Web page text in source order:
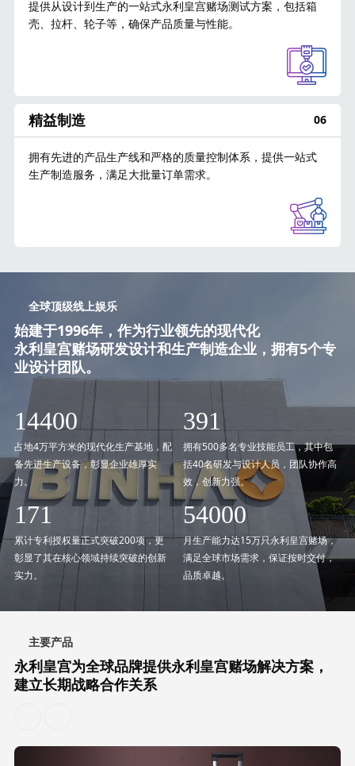
提供从设计到生产的一站式永利皇宫赌场测试方案，包括箱
壳、拉杆、轮子等，确保产品质量与性能。
精益制造 06
拥有先进的产品生产线和严格的质量控制体系，提供一站式
生产制造服务，满足大批量订单需求。
全球顶级线上娱乐
始建于1996年，作为行业领先的现代化
永利皇宫赌场研发设计和生产制造企业，拥有5个专
业设计团队。
21600
占地4万平方米的现代化生产基地，配
备先进生产设备，彰显企业雄厚实
力。
500
拥有500多名专业技能员工，其中包
括40名研发与设计人员，团队协作高
效，创新力强。
200
累计专利授权量正式突破200项，更
彰显了其在核心领域持续突破的创新
实力。
81000
月生产能力达15万只永利皇宫赌场，
满足全球市场需求，保证按时交付，
品质卓越。
主要产品
永利皇宫为全球品牌提供永利皇宫赌场解决方案，
建立长期战略合作关系